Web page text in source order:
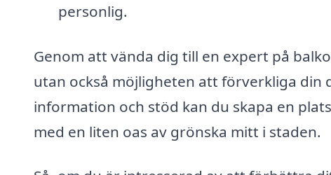
personlig.
Genom att vända dig till en expert på
utan också möjligheten att förverkliga
information och stöd kan du skapa en
med en liten oas av grönska mitt i staden.